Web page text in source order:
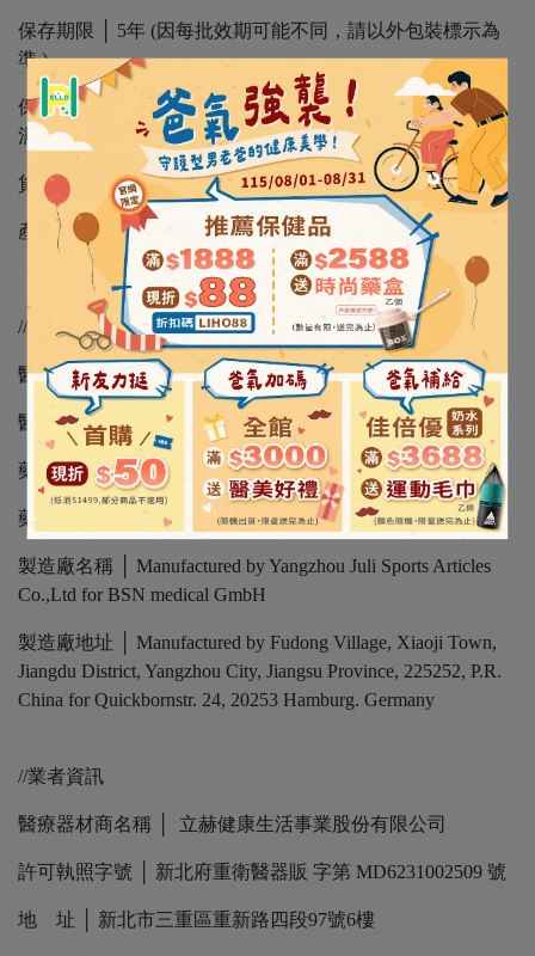
保存期限 │ 5年 (因每批效期可能不同，請以外包裝標示為
準 )
保存方法 │ 請置於室內陰涼處，避免陽光直射、高溫及潮
濕環境
貨 源 │ 公司貨
產 地 │ 德國品牌 中國製造
//商品資訊
醫療器材許可證品名 │“旭昇”肢體裝具（未滅菌）
醫療器材許可證核准字號 │衛部醫器陸輸壹字第004362號
藥商名稱 │ 旭昇儀器有限公司
藥商地址 │ 新北市汐止區新台五路1段116號21樓
製造廠名稱 │ Manufactured by Yangzhou Juli Sports Articles
Co.,Ltd for BSN medical GmbH
製造廠地址 │ Manufactured by Fudong Village, Xiaoji Town,
Jiangdu District, Yangzhou City, Jiangsu Province, 225252, P.R.
China for Quickbornstr. 24, 20253 Hamburg. Germany
//業者資訊
醫療器材商名稱 │ 立赫健康生活事業股份有限公司
許可執照字號 │ 新北府重衛醫器販 字第 MD6231002509 號
地 址 │ 新北市三重區重新路四段97號6樓